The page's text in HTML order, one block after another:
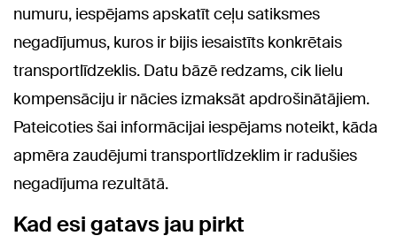
numuru, iespējams apskatīt ceļu satiksmes
negadījumus, kuros ir bijis iesaistīts konkrētais
transportlīdzeklis. Datu bāzē redzams, cik lielu
kompensāciju ir nācies izmaksāt apdrošinātājiem.
Pateicoties šai informācijai iespējams noteikt, kāda
apmēra zaudējumi transportlīdzeklim ir radušies
negadījuma rezultātā.
Kad esi gatavs jau pirkt